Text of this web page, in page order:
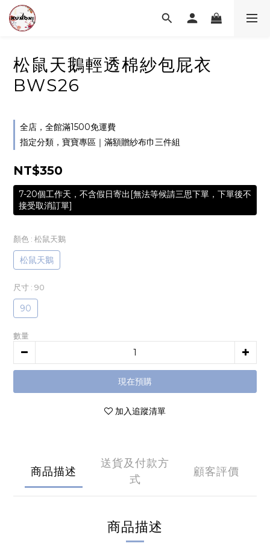
松鼠天鵝輕透棉紗包屁衣
BWS26
全店，全館滿1500免運費
指定分類，寶寶專區｜滿額贈紗布巾三件組
NT$350
7-20個工作天，不含假日寄出[無法等候請三思下單，下單後不
接受取消訂單]
顏色 : 松鼠天鵝
松鼠天鵝
尺寸 : 90
90
數量
現在預購
加入追蹤清單
商品描述
送貨及付款方
式
顧客評價
商品描述